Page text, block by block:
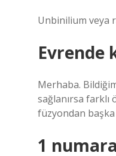
Unbinilium veya
Evrende
Merhaba.
sağlanırsa
füzyondan
1